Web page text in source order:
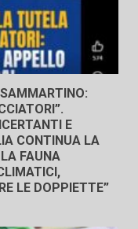
SAMMARTINO:
E
CONTINUA LA
FAUNA
LE DOPPIETTE”